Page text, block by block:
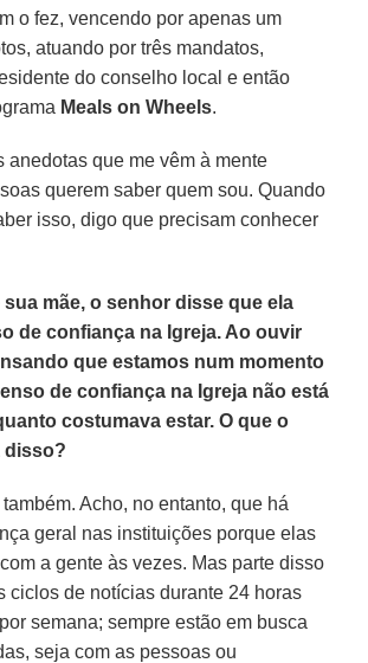
o fez, vencendo por apenas um
atuando por três mandatos,
do conselho local e então
Meals on Wheels.
anedotas que me vêm à mente
querem saber quem sou. Quando
isso, digo que precisam conhecer
sua mãe, o senhor disse que ela
de confiança na Igreja. Ao ouvir
que estamos num momento
de confiança na Igreja não está
costumava estar. O que o
disso?
Acho, no entanto, que há
geral nas instituições porque elas
a gente às vezes. Mas parte disso
ciclos de notícias durante 24 horas
semana; sempre estão em busca
seja com as pessoas ou